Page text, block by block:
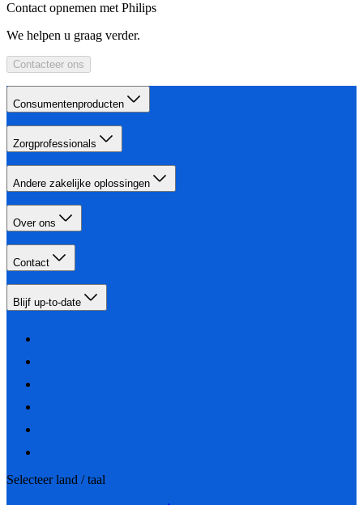
Contact opnemen met Philips
We helpen u graag verder.
Contacteer ons
Consumentenproducten
Zorgprofessionals
Andere zakelijke oplossingen
Over ons
Contact
Blijf up-to-date
Selecteer land / taal